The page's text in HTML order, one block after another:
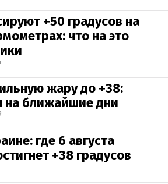
+50 градусов на
что на это
жару до +38:
на ближайшие дни
где 6 августа
+38 градусов